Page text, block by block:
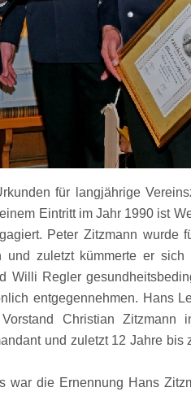
für langjährige
Eintritt im Jahr 1990 ist
Peter Zitzmann wurde
zuletzt kümmerte er
Willi Regler
entgegennehmen. Hans
Christian Zitzmann
und zuletzt 12 Jahre
war die Ernennung Hans